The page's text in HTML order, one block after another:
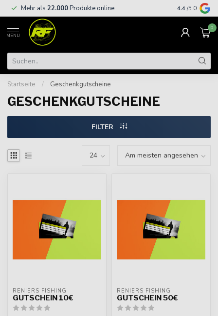
Mehr als 22.000Produkte online Kostenloser
€
4.4 /5.0
MENU
0
Startseite / Geschenkgutscheine
GESCHENKGUTSCHEINE
FILTER
RENIERS FISHING
GUTSCHEIN 10€
RENIERS FISHING
GUTSCHEIN 50€